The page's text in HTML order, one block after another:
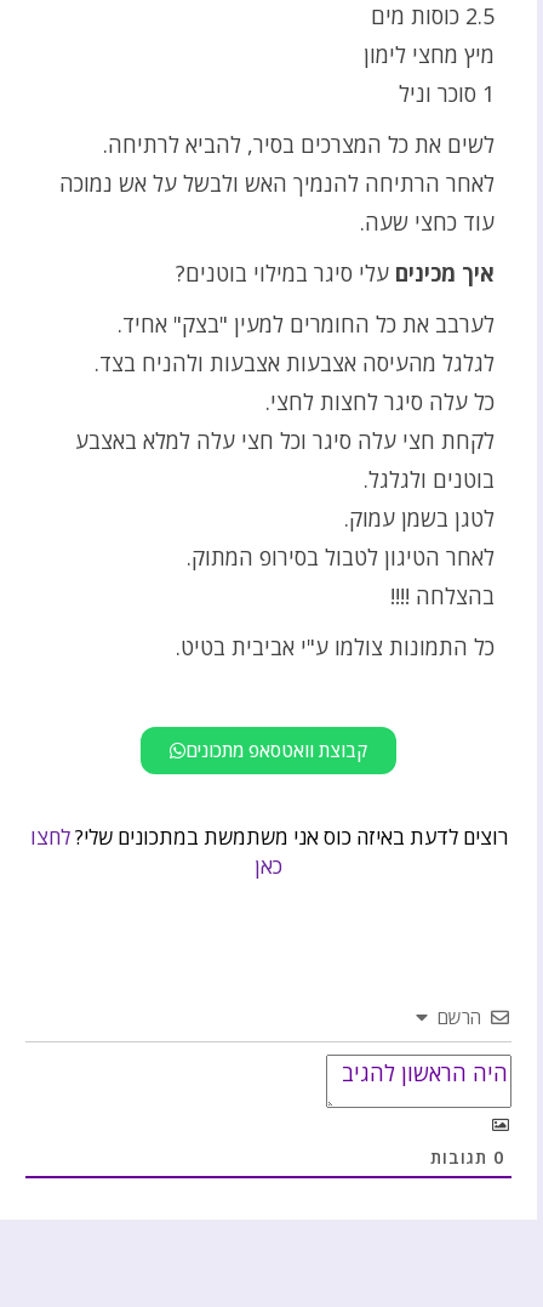
2.5 כוסות מים
מיץ מחצי לימון
1 סוכר וניל
לשים את כל המצרכים בסיר, להביא לרתיחה.
לאחר הרתיחה להנמיך האש ולבשל על אש נמוכה
עוד כחצי שעה.
איך מכינים עלי סיגר במילוי בוטנים?
לערבב את כל החומרים למעין "בצק" אחיד.
לגלגל מהעיסה אצבעות אצבעות ולהניח בצד.
כל עלה סיגר לחצות לחצי.
לקחת חצי עלה סיגר וכל חצי עלה למלא באצבע
בוטנים ולגלגל.
לטגן בשמן עמוק.
לאחר הטיגון לטבול בסירופ המתוק.
בהצלחה !!!!
כל התמונות צולמו ע"י אביבית בטיט.
קבוצת וואטסאפ מתכונים
רוצים לדעת באיזה כוס אני משתמשת במתכונים שלי?לחצו
כאן
הרשם
0 תגובות